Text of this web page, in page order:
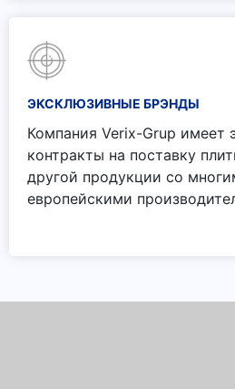
ЭКСКЛЮЗИВНЫЕ БРЭНДЫ
Компания Verix-Grup имеет
контракты на поставку
другой продукции со
европейскими